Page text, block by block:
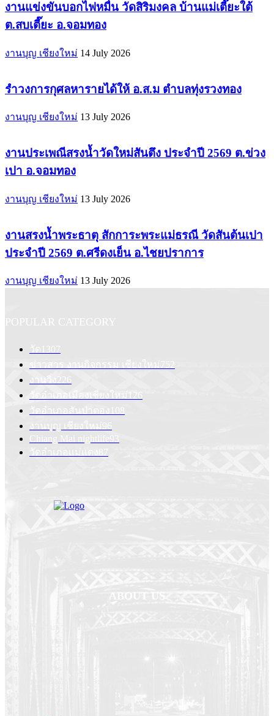
งานแข่งขันบอกไฟหมื่น วัดสิริมงคล บ้านแม่เตี๊ยะใต้
ต.สบเตี๊ยะ อ.จอมทอง
งานบุญ เชียงใหม่ 14 July 2026
รำวงการกุศลหารายได้ให้ อ.ส.ม ตำบลทุ่งรวงทอง
งานบุญ เชียงใหม่ 13 July 2026
งานประเพณีสรงน้ำวัดใหม่สันตึง ประจำปี 2569 ต.ข่วง
เปา อ.จอมทอง
งานบุญ เชียงใหม่ 13 July 2026
งานสรงน้ำพระธาตุ สักการะพระแม่ธรณี วัดสันต้นเปา
ประจำปี 2569 ต.ศรีดงเย็น อ.ไชยปราการ
งานบุญ เชียงใหม่ 13 July 2026
POPULAR CATEGORY
วัด 1307
ข่าวสาร งานกิจกรรม เชียงใหม่ 752
งานวิ่ง
226
วัดอำเภอเมืองเชียงใหม่
126
วัดอำเภอสันป่าตอง
108
งานบุญ เชียงใหม่96
Chiang Mai nightlife93
วัดอำเภอแม่แตง 87
ABOUT US